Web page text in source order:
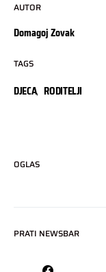
AUTOR
Domagoj Zovak
TAGS
DJECA, RODITELJI
OGLAS
PRATI NEWSBAR